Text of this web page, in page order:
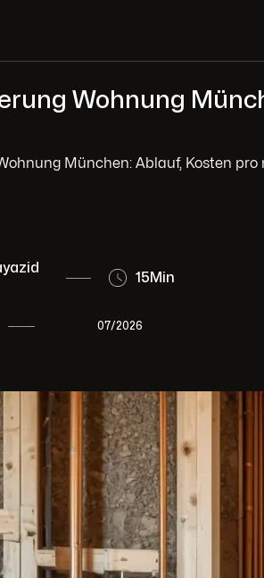
Wohnung
München: Ablauf, Kosten
15Min
07/2026